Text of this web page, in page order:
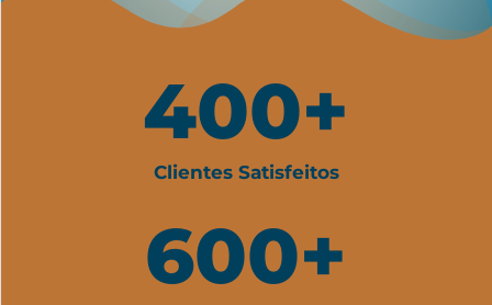
Clientes Satisfeitos
400+
600+